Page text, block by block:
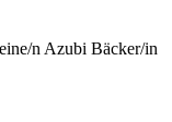
n Azubi Bäcker/in